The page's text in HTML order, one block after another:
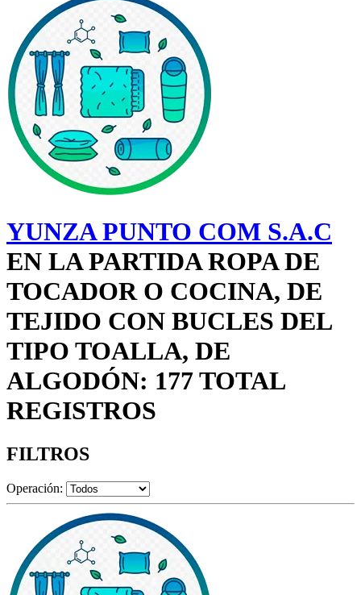
YUNZA PUNTO COM S.A.C
EN LA PARTIDA ROPA DE
TOCADOR O COCINA, DE
TEJIDO CON BUCLES DEL
TIPO TOALLA, DE
ALGODÓN: 177 TOTAL
REGISTROS
FILTROS
Operación: